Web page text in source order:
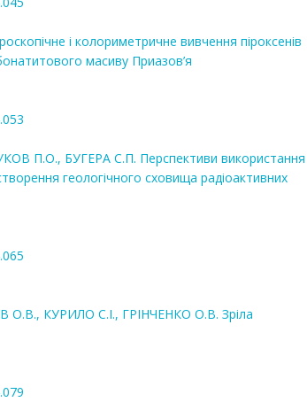
і колориметричне вивчення піроксенів
масиву Приазов’я
П.О., БУГЕРА С.П. Перспективи використання
геологічного сховища радіоактивних
КУРИЛО С.І., ГРІНЧЕНКО О.В. Зріла